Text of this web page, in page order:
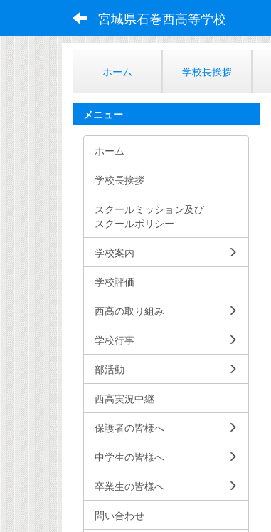
宮城県石巻西高等学校
ホーム 学校長挨拶
メニュー
ホーム
学校長挨拶
スクールミッション及び
スクールポリシー
学校案内
学校評価
西高の取り組み
学校行事
部活動
西高実況中継
保護者の皆様へ
中学生の皆様へ
卒業生の皆様へ
問い合わせ